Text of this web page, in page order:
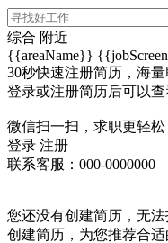
综合 附近
{{areaName}}
30秒快速注册简历，海
登录或注册简历后可以
微信扫一扫，求职更轻松
登录 注册
联系客服：000-0000000
您还没有创建简历，无法
创建简历，为您推荐合适